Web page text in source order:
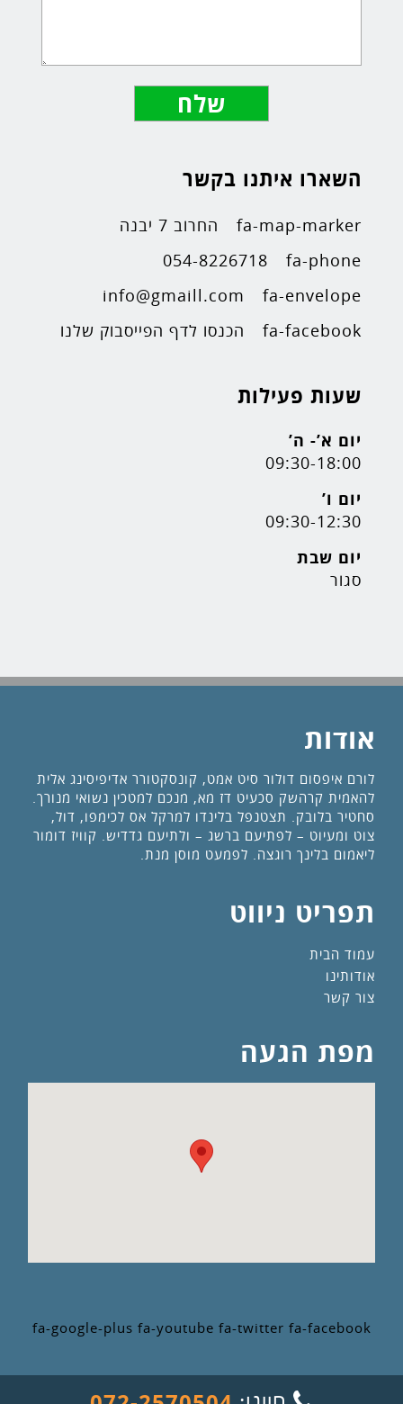
השארו איתנו בקשר
fa-map-marker
החרוב 7 יבנה
fa-phone
054-8226718
fa-envelope
info@gmaill.com
fa-facebook
הכנסו לדף הפייסבוק שלנו
שעות פעילות
יום א’- ה’
09:30-18:00
יום ו’
09:30-12:30
יום שבת
סגור
אודות
לורם איפסום דולור סיט אמט, קונסקטורר אדיפיסינג אלית
להאמית קרהשק סכעיט דז מא, מנכם למטכין נשואי מנורך.
סחטיר בלובק. תצטנפל בלינדו למרקל אס לכימפו, דול,
צוט ומעיוט – לפתיעם ברשג – ולתיעם גדדיש. קוויז דומור
ליאמום בלינך רוגצה. לפמעט מוסן מנת.
תפריט ניווט
עמוד הבית
אודותינו
צור קשר
מפת הגעה
fa-facebook
fa-twitter
fa-youtube
fa-google-plus